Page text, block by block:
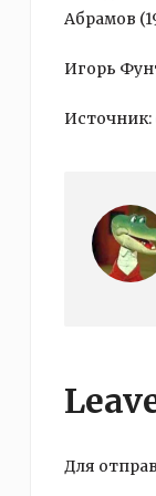
Абрамов
Игорь
Источник:
Для